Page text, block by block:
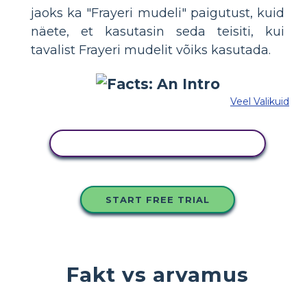
jaoks ka "Frayeri mudeli" paigutust, kuid
näete, et kasutasin seda teisiti, kui
tavalist Frayeri mudelit võiks kasutada.
Veel Valikuid
START FREE TRIAL
Fakt vs arvamus